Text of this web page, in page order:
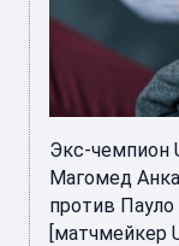
Экс-чемпион
Магомед
против
[матчмейкер